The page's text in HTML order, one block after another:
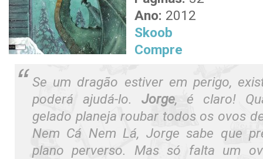
Ano: 2012
Skoob
Compre
Se um dragão estiver em perigo,
poderá ajudá-lo. Jorge, é claro!
gelado planeja roubar todos os ovos
Nem Cá Nem Lá, Jorge sabe que
plano perverso. Mas só falta um